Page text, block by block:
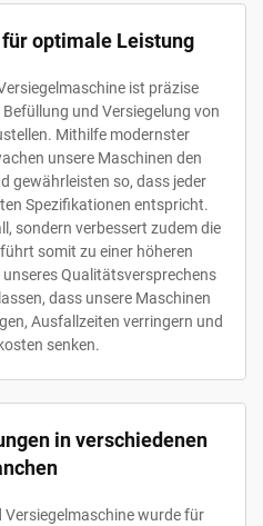
optimale Leistung
ist präzise
und Versiegelung von
Mithilfe modernster
unsere Maschinen den
gewährleisten so, dass jeder
Spezifikationen entspricht.
sondern verbessert zudem die
somit zu einer höheren
Qualitätsversprechens
dass unsere Maschinen
Ausfallzeiten verringern und
senken.
in verschiedenen
Versiegelmaschine wurde für